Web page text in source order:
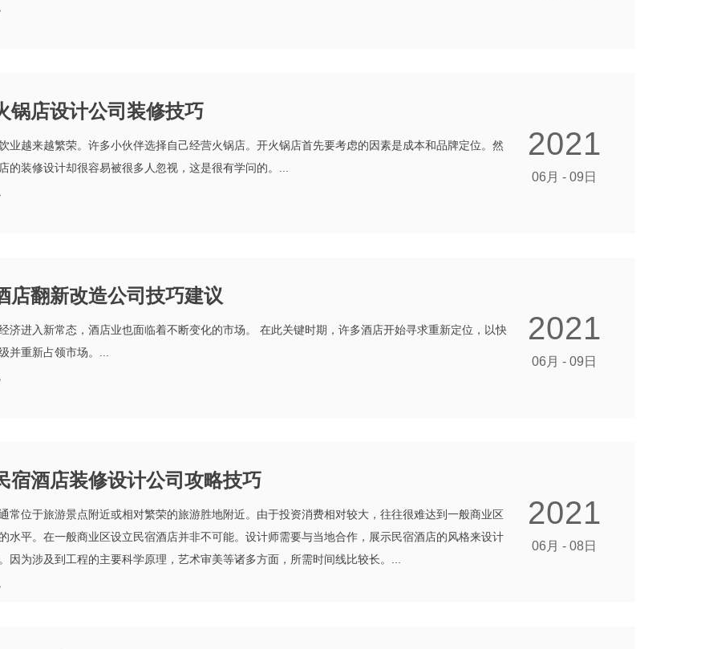
锅店设计公司装修技巧
业越来越繁荣。许多小伙伴选择自己经营火锅店。开火锅店首先要考虑的因素是成本和品牌定位。然
的装修设计却很容易被很多人忽视，这是很有学问的。...
2021
06月 - 09日
店翻新改造公司技巧建议
济进入新常态，酒店业也面临着不断变化的市场。 在此关键时期，许多酒店开始寻求重新定位，以快
并重新占领市场。...
2021
06月 - 09日
宿酒店装修设计公司攻略技巧
常位于旅游景点附近或相对繁荣的旅游胜地附近。由于投资消费相对较大，往往很难达到一般商业区
水平。在一般商业区设立民宿酒店并非不可能。设计师需要与当地合作，展示民宿酒店的风格来设计
因为涉及到工程的主要科学原理，艺术审美等诸多方面，所需时间线比较长。...
2021
06月 - 08日